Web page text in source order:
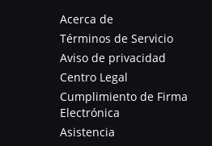
Acerca de
Términos de Servicio
Aviso de privacidad
Centro Legal
Cumplimiento de Firma
Electrónica
Asistencia